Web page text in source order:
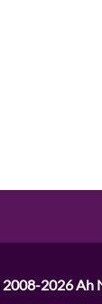
2026Ah